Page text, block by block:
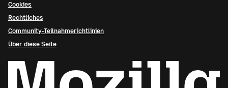
Cookies
Rechtliches
Community-Teilnahmerichtlinien
Über diese Seite